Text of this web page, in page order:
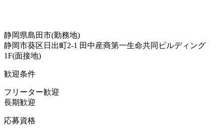
静岡県島田市(勤務地)
静岡市葵区日出町2-1 田中産商第一生命共同ビルディング
1F(面接地)
歓迎条件
フリーター歓迎
長期歓迎
応募資格